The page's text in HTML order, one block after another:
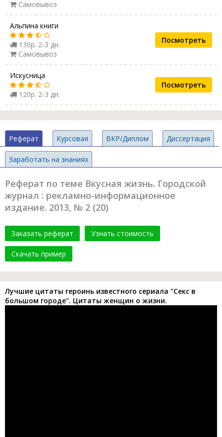
Самовывоз
Альпина книги
130р. 2-3 дн.
Самовывоз
Посмотреть
Искусница
120р. 2-3 дн.
Посмотреть
Реферат Курсовая ВКР/Диплом Диссертация
Заработать на знаниях
Реферат по теме Вкусная жизнь. Городской
журнал : рекламно-информационное
издание. 2013, № 2 (20)
Заказать реферат Узнать стоимость
Скачать пример
Лучшие цитаты героинь известного сериала "Секс в
большом городе". Цитаты женщин о жизни.